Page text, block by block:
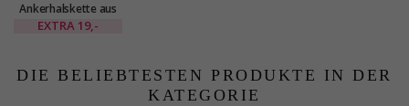
Ankerhalskette aus
vergoldetem
EXTRA 19,-
DIE BELIEBTESTEN PRODUKTE IN DER
KATEGORIE